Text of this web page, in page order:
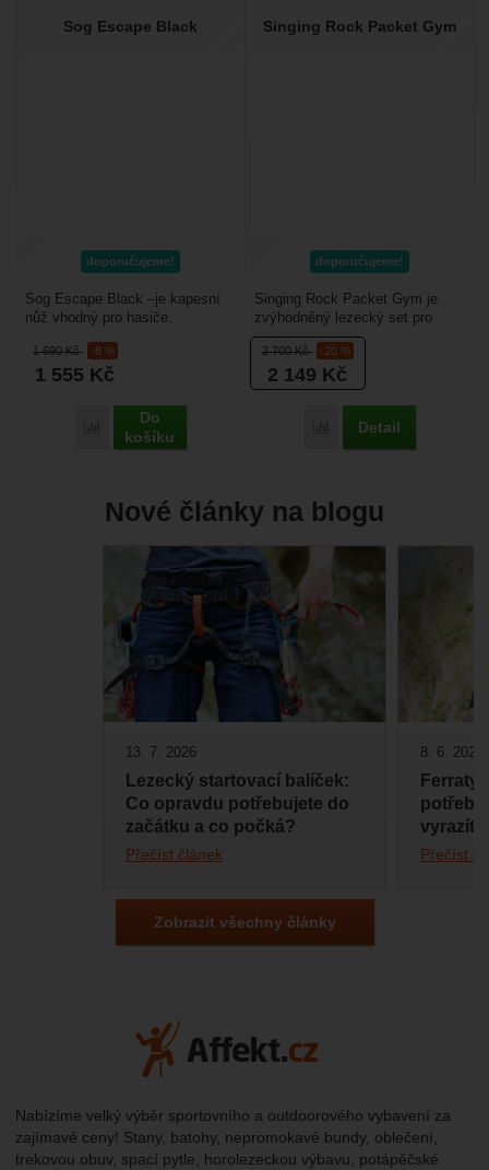
Sog Escape Black
doporučujeme!
1 690Kč -8 %
1 555 Kč
Přidat 'Sog Escape Black' k porovnání
Do
košíku
Sog Escape Black –je kapesní
nůž vhodný pro hasiče,
i pro vás. Má střední...
Singing Rock Packet Gym
doporučujeme!
2 700Kč -20 %
2 149 Kč
Přidat 'Singing Rock
Detail
Singing Rock Packet Gym je
zvýhodněný lezecký set pro
začátečníky i rekreační lezce,
kteří chtějí mít...
Nabízíme velký výběr sportovního a outdoorového vybavení za
zajímavé ceny! Stany, batohy, nepromokavé bundy, oblečení,
trekovou obuv, spací pytle, horolezeckou výbavu, potápěčské
Nové články na blogu
Lezecký startovací balíček:
Co opravdu potřebujete do
začátku a co počká?
13. 7. 2026
Přečíst článek
vyrazíte
8. 6. 2026
Přečíst
Zobrazit všechny články